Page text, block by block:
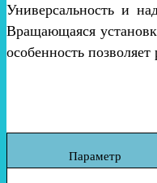
Универсальность и
Вращающаяся
особенность
Параметр